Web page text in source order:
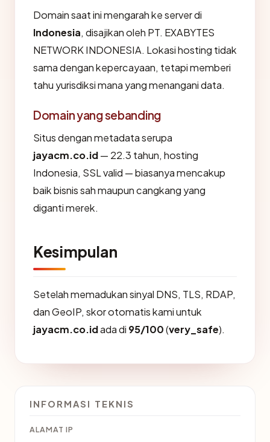
Domain saat ini mengarah ke server di
Indonesia, disajikan oleh PT. EXABYTES
NETWORK INDONESIA. Lokasi hosting tidak
sama dengan kepercayaan, tetapi memberi
tahu yurisdiksi mana yang menangani data.
Domain yang sebanding
Situs dengan metadata serupa
jayacm.co.id— 22.3 tahun, hosting
Indonesia, SSL valid — biasanya mencakup
baik bisnis sah maupun cangkang yang
diganti merek.
Kesimpulan
Setelah memadukan sinyal DNS, TLS, RDAP,
dan GeoIP, skor otomatis kami untuk
jayacm.co.idada di 95/100(very_safe).
INFORMASI TEKNIS
ALAMAT IP